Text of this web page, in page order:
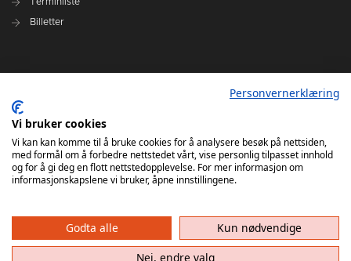
Billetter
Ansvarlig redaktør: Tore Solberg
Haslum HK har ikke ansvar for innhold på eksterne nettsider som det lenkes til. Kopiering
av materiale fra Haslum HK for bruk annet sted er ikke tillatt uten avtale.
Personvernerklæring
Vi bruker cookies
Vi kan kan komme til å bruke cookies for å analysere besøk på nettsiden,
med formål om å forbedre nettstedet vårt, vise personlig tilpasset innhold
og for å gi deg en flott nettstedopplevelse. For mer informasjon om
informasjonskapslene vi bruker, åpne innstillingene.
Godta alle
Kun nødvendige
Nei, endre valg